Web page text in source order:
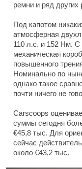
ремни и ряд других
Под капотом
атмосферная
110 л.с. и 152 Нм. С
механическая
повышенного
Номинально по
однако такое
почти ничего не
Carscoops
суммы сегодня
€45,8 тыс. Для
сейчас
около €43,2 тыс.